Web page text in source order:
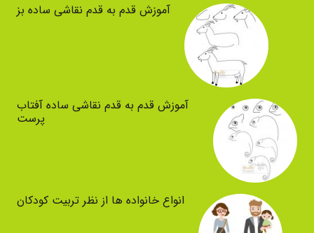
آموزش قدم به قدم نقاشی ساده بز
آموزش قدم به قدم نقاشی ساده آفتاب
پرست
انواع خانواده ها از نظر تربیت کودکان